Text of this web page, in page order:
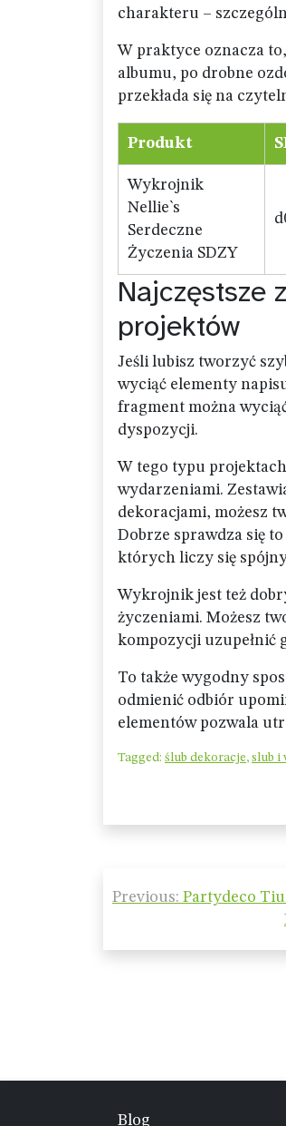
charakteru –
W praktyce oznacza
albumu, po drobne
przekłada się na
Produkt
Wykrojnik
Nellie`s
Serdeczne
Życzenia SDZY
Najczęstsze
projektów
Jeśli lubisz tworzyć
wyciąć elementy
fragment można
dyspozycji.
W tego typu
wydarzeniami.
dekoracjami, możesz
Dobrze sprawdza się
których liczy się
Wykrojnik jest też
życzeniami. Możesz
kompozycji uzupełnić
To także wygodny
odmienić odbiór
elementów pozwala
Tagged: ślub dekoracje, slub i
Nawigacja
Previous: Partydeco
Blog